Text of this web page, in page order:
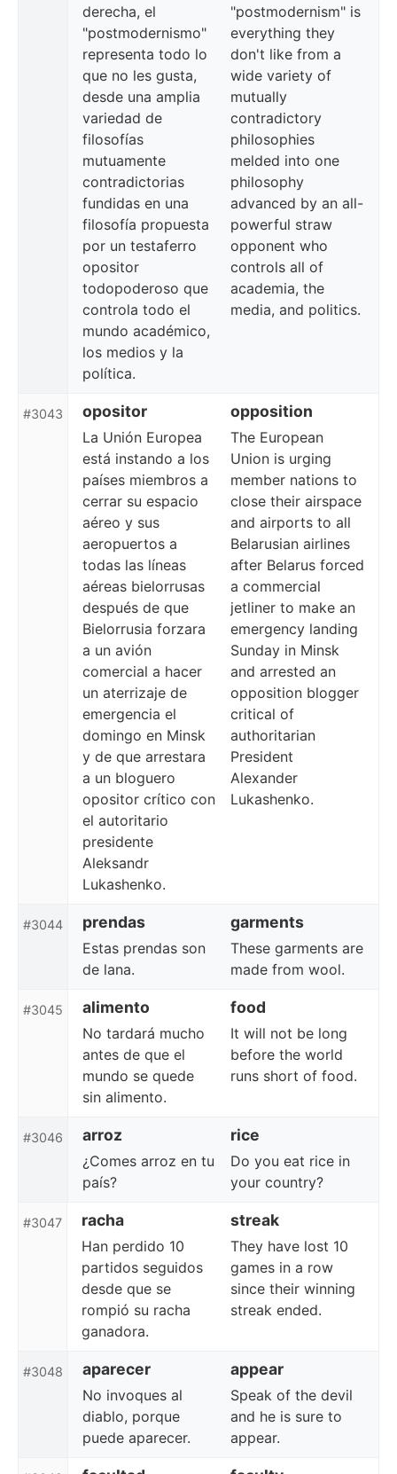
derecha, el
"postmodernismo"
representa todo lo
que no les gusta,
desde una amplia
variedad de
filosofías
mutuamente
contradictorias
fundidas en una
filosofía propuesta
por un testaferro
opositor
todopoderoso que
controla todo el
mundo académico,
los medios y la
política.
"postmodernism" is
everything they
don't like from a
wide variety of
mutually
contradictory
philosophies
melded into one
philosophy
advanced by an all-
powerful straw
opponent who
controls all of
academia, the
media, and politics.
#3043 opositor opposition
La Unión Europea
está instando a los
países miembros a
cerrar su espacio
aéreo y sus
aeropuertos a
todas las líneas
aéreas bielorrusas
después de que
Bielorrusia forzara
a un avión
comercial a hacer
un aterrizaje de
emergencia el
domingo en Minsk
y de que arrestara
a un bloguero
opositor crítico con
el autoritario
presidente
Aleksandr
Lukashenko.
The European
Union is urging
member nations to
close their airspace
and airports to all
Belarusian airlines
after Belarus forced
a commercial
jetliner to make an
emergency landing
Sunday in Minsk
and arrested an
opposition blogger
critical of
authoritarian
President
Alexander
Lukashenko.
#3044 prendas garments
Estas prendas son
de lana.
These garments are
made from wool.
#3045 alimento food
No tardará mucho
antes de que el
mundo se quede
sin alimento.
It will not be long
before the world
runs short of food.
#3046 arroz rice
¿Comes arroz en tu
país?
Do you eat rice in
your country?
#3047 racha streak
Han perdido 10
partidos seguidos
desde que se
rompió su racha
ganadora.
They have lost 10
games in a row
since their winning
streak ended.
#3048 aparecer appear
No invoques al
diablo, porque
puede aparecer.
Speak of the devil
and he is sure to
appear.